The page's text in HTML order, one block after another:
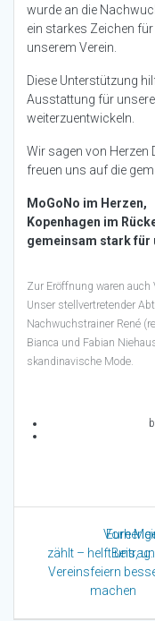
wurde an die
ein starkes Zeichen
unserem Verein.
Diese Unterstützung
Ausstattung für
weiterzuentwickeln.
Wir sagen von Herzen
freuen uns auf die
MoGoNo im Herzen,
Kopenhagen im
gemeinsam stark für
Zur Eröffnung waren
Unser stellvertretender
Nachwuchstrainer René
Bianca und Fabian
skandinavische Mode.
Previous
post:
Eure
zählt – helft uns,
Vereinsfeiern
machen